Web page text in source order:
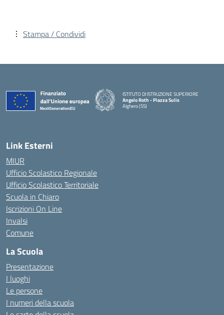
Stampa / Condividi
ISTITUTO DI ISTRUZIONE SUPERIORE
Angelo Roth - Piazza Sulis
Alghero (SS)
— Visita la pagina iniziale della scuola
Link Esterni
MIUR
Ufficio Scolastico Regionale
Ufficio Scolastico Territoriale
Scuola in Chiaro
Iscrizioni On Line
Invalsi
Comune
La Scuola
Presentazione
I luoghi
Le persone
I numeri della scuola